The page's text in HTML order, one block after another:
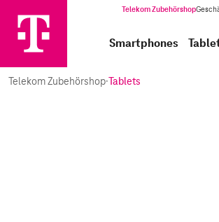
Telekom Zubehörshop(Wird
Smartphones
Telekom Zubehörshop·Tablets